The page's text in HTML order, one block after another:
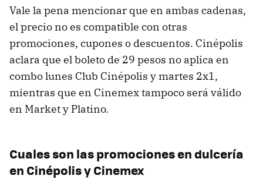
Vale la pena mencionar que en ambas cadenas,
el precio no es compatible con otras
promociones, cupones o descuentos. Cinépolis
aclara que el boleto de 29 pesos no aplica en
combo lunes Club Cinépolis y martes 2x1,
mientras que en Cinemex tampoco será válido
en Market y Platino.
Cuales son las promociones en dulcería
en Cinépolis y Cinemex